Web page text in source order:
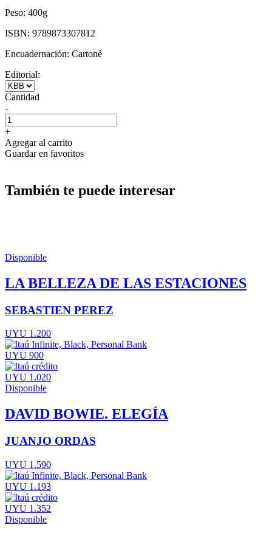
Peso: 400g
ISBN: 9789873307812
Encuadernación: Cartoné
Editorial:
Cantidad
-
+
Agregar al carrito
Guardar en favoritos
También te puede interesar
Disponible
LA BELLEZA DE LAS ESTACIONES
SEBASTIEN PEREZ
UYU 1.200
UYU 900
UYU 1.020
Disponible
DAVID BOWIE. ELEGÍA
JUANJO ORDAS
UYU 1.590
UYU 1.193
UYU 1.352
Disponible